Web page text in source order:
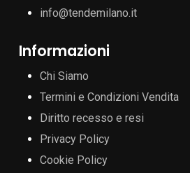
info@tendemilano.it
Informazioni
Chi Siamo
Termini e Condizioni Vendita
Diritto recesso e resi
Privacy Policy
Cookie Policy